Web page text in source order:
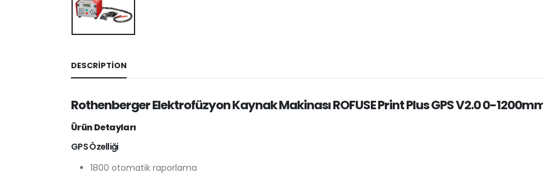
DESCRIPTION
Rothenberger Elektrofüzyon Kaynak Makinası ROFUSE Print Plus GPS V2.0 0-
Ürün Detayları
GPS Özelliği
1800 otomatik raporlama